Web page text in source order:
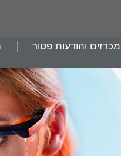
מכרזים והודעות פטור